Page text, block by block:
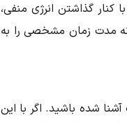
کنار گذاشتن انرژی منفی،
مدت زمان مشخصی را به
شده باشید. اگر با این